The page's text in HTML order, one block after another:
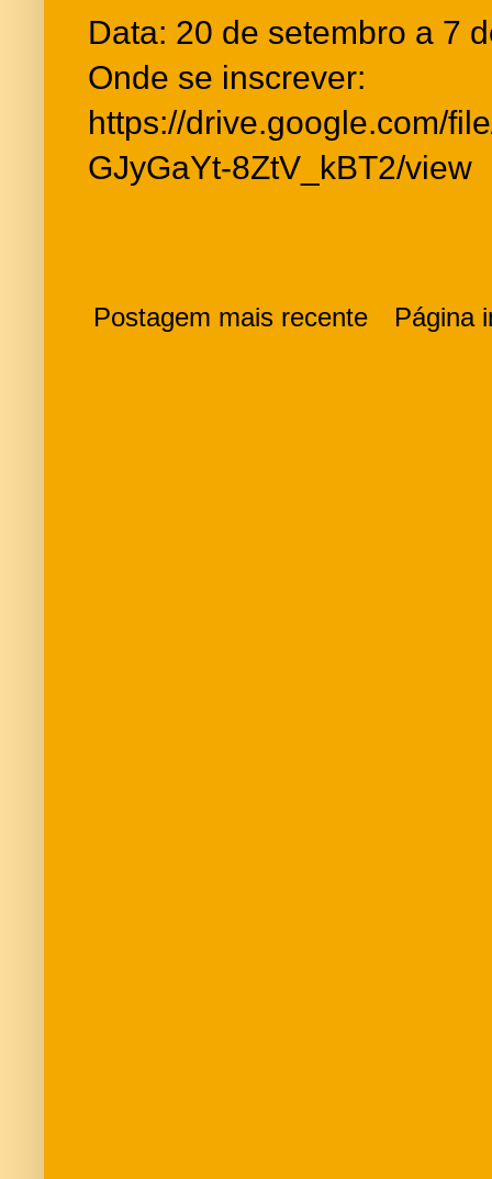
Data: 20 de setembro a 7
Onde se inscrever:
https://drive.google.com/
GJyGaYt-8ZtV_kBT2/view
Postagem mais recente Página